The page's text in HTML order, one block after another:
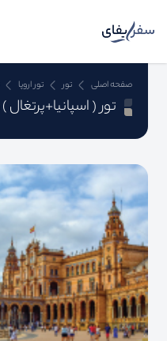
صفحه اصلی تور تور اروپا
تور ( اسپانیا+پرتغال ) 15 شب